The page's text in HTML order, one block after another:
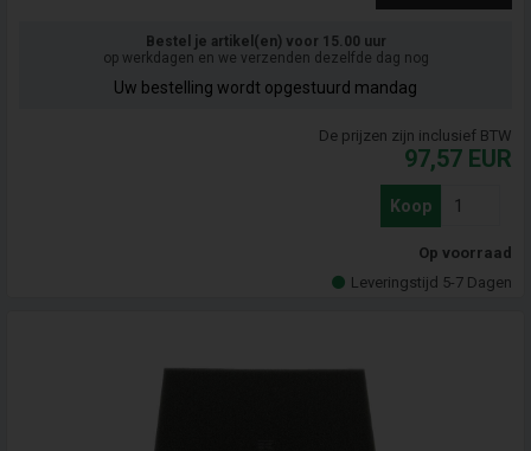
Bestel je artikel(en) voor 15.00 uur
op werkdagen en we verzenden dezelfde dag nog
Uw bestelling wordt opgestuurd mandag
De prijzen zijn inclusief BTW
97,57 EUR
Koop
Op voorraad
Leveringstijd 5-7 Dagen